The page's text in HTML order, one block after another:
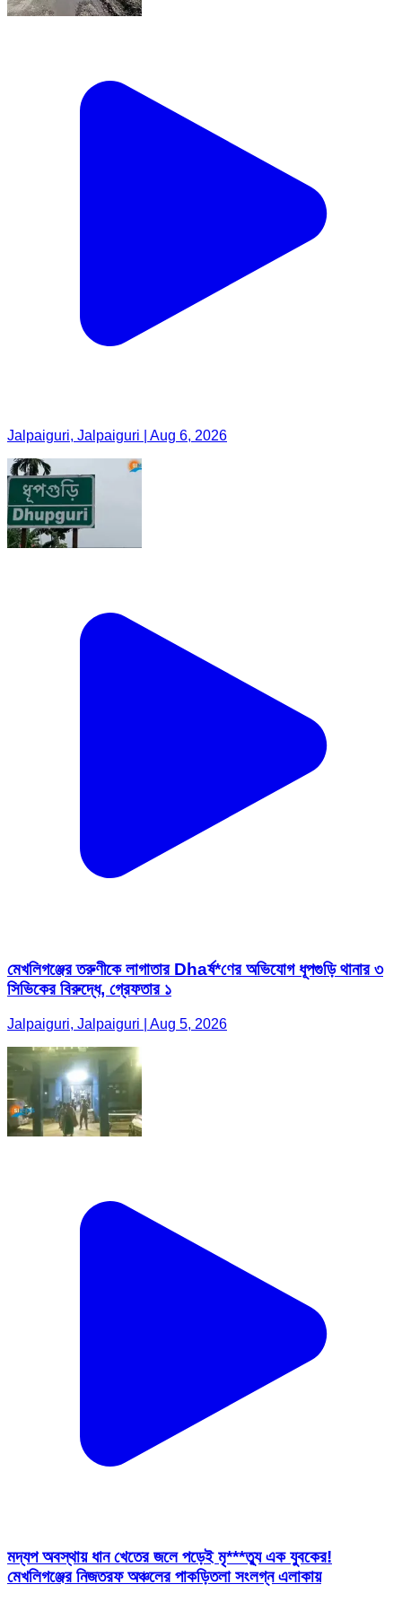
Jalpaiguri, Jalpaiguri | Aug 6, 2026
মেখলিগঞ্জের তরুণীকে লাগাতার Dhaর্ষ*ণের অভিযোগ ধূপগুড়ি থানার ৩
সিভিকের বিরুদ্ধে, গ্রেফতার ১
Jalpaiguri, Jalpaiguri | Aug 5, 2026
মদ্যপ অবস্থায় ধান খেতের জলে পড়েই মৃ***ত্যু এক যুবকের!
মেখলিগঞ্জের নিজতরফ অঞ্চলের পাকড়িতলা সংলগ্ন এলাকায়